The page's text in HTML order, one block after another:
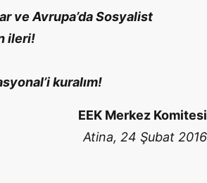
ve Avrupa’da Sosyalist
ileri!
kuralım!
EEK Merkez Komitesi
Atina, 24 Şubat 2016